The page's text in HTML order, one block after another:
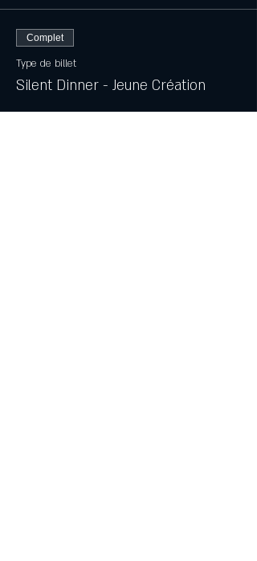
Complet
Type de billet
Silent Dinner - Jeune Création